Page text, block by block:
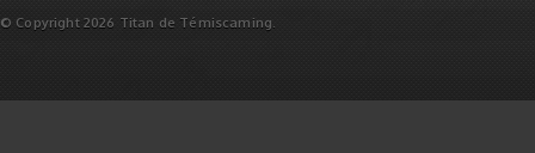
© Copyright 2026 Titan de Témiscaming.